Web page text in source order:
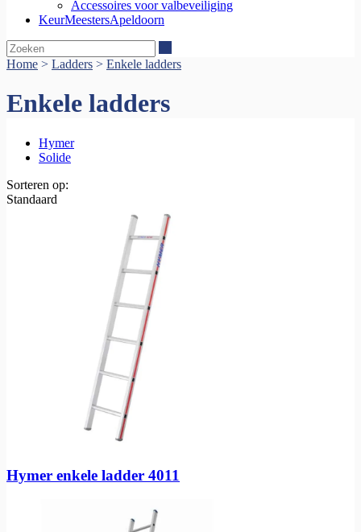
Accessoires voor valbeveiliging
KeurMeestersApeldoorn
Home > Ladders > Enkele ladders
Enkele ladders
Hymer
Solide
Sorteren op:
Standaard
Hymer enkele ladder 4011